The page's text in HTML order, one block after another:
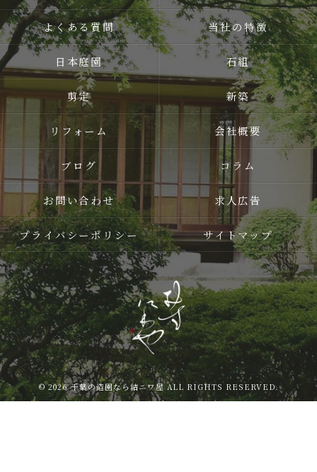
よくある質問 当社の特徴
日本庭園 石組
剪定 新築
リフォーム 会社概要
ブログ コラム
お問い合わせ 求人広告
プライバシーポリシー サイトマップ
© 2026 千葉の造園なら結ニワ屋 ALL RIGHTS RESERVED.